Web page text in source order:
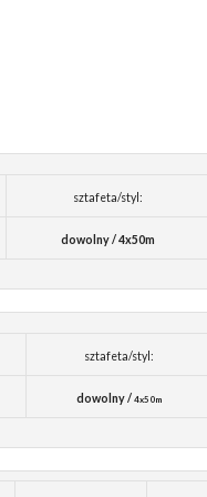
sztafeta/styl:
dowolny / 4x50m
sztafeta/styl:
dowolny / 4x50m